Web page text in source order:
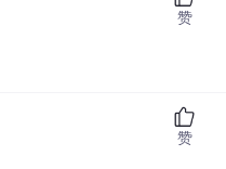
赞
赞